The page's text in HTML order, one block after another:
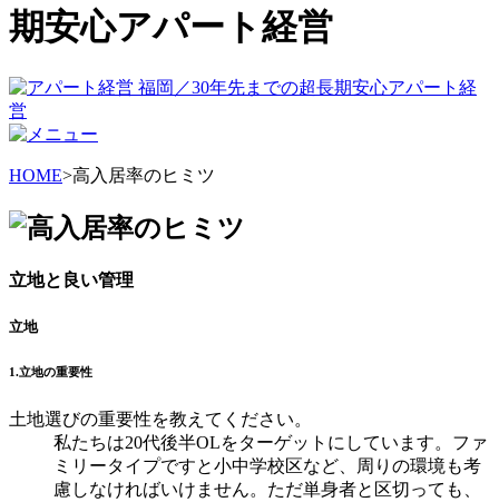
期安心アパート経営
HOME>高入居率のヒミツ
立地と良い管理
立地
1.立地の重要性
土地選びの重要性を教えてください。
私たちは20代後半OLをターゲットにしています。ファ
ミリータイプですと小中学校区など、周りの環境も考
慮しなければいけません。ただ単身者と区切っても、